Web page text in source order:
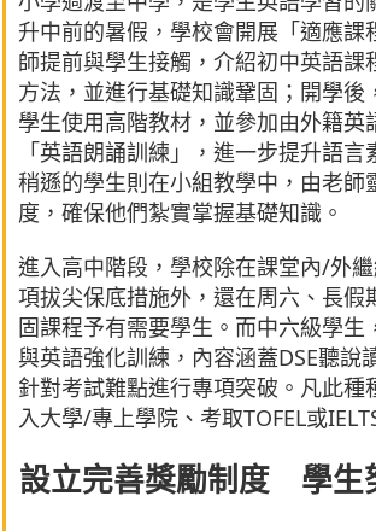
升中前的暑假，學校會開展「適應課
師提前與學生接觸，介紹初中英語課
方法，並進行基礎知識鞏固；開學後
學生使用高階教材，並參加由外籍英
「英語朗誦訓練」，進一步提升語
稍遜的學生則在小組教學中，由老師
度，確保他們紮實掌握基礎知識。
進入高中階段，學校除在課堂內/外
項拔尖保底措施外，還在周六、長假
固課程予有需要學生。而中六級學生
與英語強化訓練，內容涵蓋DSE聽說
針對考試難點進行專項突破。凡此種
入大學/專上學院、考取TOFEL或
設立完善獎勵制度 學生